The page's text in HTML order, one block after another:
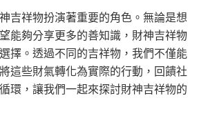
吉祥物扮演著重要的角色。無論是想
能夠分享更多的善知識，財神吉祥物
擇。透過不同的吉祥物，我們不僅能
這些財氣轉化為實際的行動，回饋社
環，讓我們一起來探討財神吉祥物的